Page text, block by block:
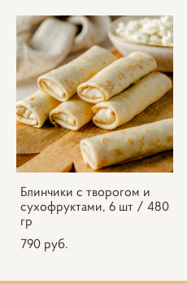
Блинчики с творогом и
сухофруктами, 6 шт / 480
гр
790 pуб.